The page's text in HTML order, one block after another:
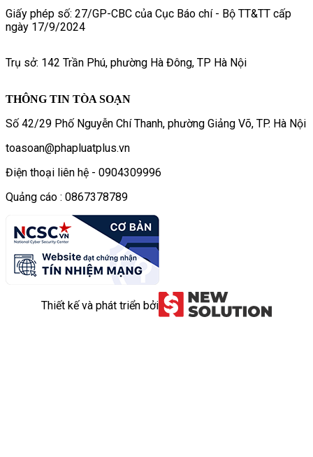
Giấy phép số: 27/GP-CBC của Cục Báo chí - Bộ TT&TT cấp
ngày 17/9/2024
Trụ sở: 142 Trần Phú, phường Hà Đông, TP Hà Nội
THÔNG TIN TÒA SOẠN
Số 42/29 Phố Nguyễn Chí Thanh, phường Giảng Võ, TP. Hà Nội
toasoan@phapluatplus.vn
Điện thoại liên hệ - 0904309996
Quảng cáo : 0867378789
Thiết kế và phát triển bởi